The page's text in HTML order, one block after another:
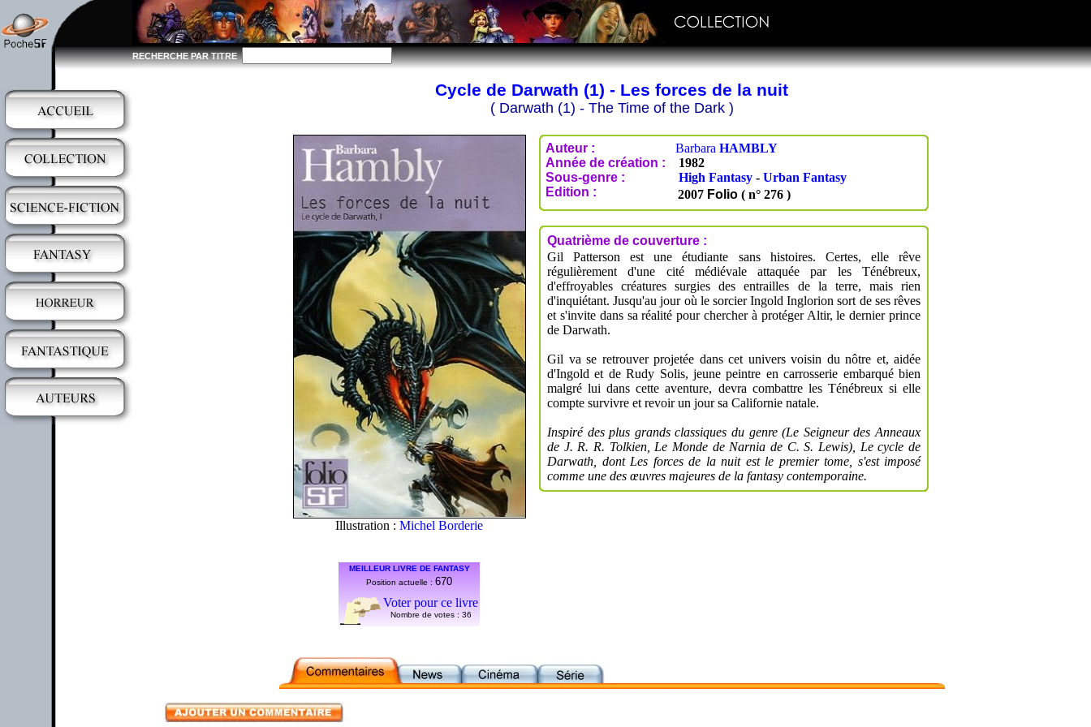
RECHERCHE PAR TITRE
Cycle de Darwath (1) - Les forces de la nuit
( Darwath (1) - The Time of the Dark )
Illustration : Michel Borderie
MEILLEUR LIVRE DE FANTASY
Position actuelle : 670
Voter pour ce livre
Nombre de votes : 36
Auteur : Barbara HAMBLY
Année de création :
1982
Sous-genre :
High Fantasy - Urban Fantasy
Edition :
2007 Folio ( n° 276 )
Quatrième de couverture :
Gil Patterson est une étudiante sans histoires. Certes, elle rêve
régulièrement d'une cité médiévale attaquée par les Ténébreux,
d'effroyables créatures surgies des entrailles de la terre, mais rien
d'inquiétant. Jusqu'au jour où le sorcier Ingold Inglorion sort de ses rêves
et s'invite dans sa réalité pour chercher à protéger Altir, le dernier prince
de Darwath.
Gil va se retrouver projetée dans cet univers voisin du nôtre et, aidée
d'Ingold et de Rudy Solis, jeune peintre en carrosserie embarqué bien
malgré lui dans cette aventure, devra combattre les Ténébreux si elle
compte survivre et revoir un jour sa Californie natale.
Inspiré des plus grands classiques du genre (Le Seigneur des Anneaux
de J. R. R. Tolkien, Le Monde de Narnia de C. S. Lewis), Le cycle de
Darwath, dont Les forces de la nuit est le premier tome, s'est imposé
comme une des œuvres majeures de la fantasy contemporaine.